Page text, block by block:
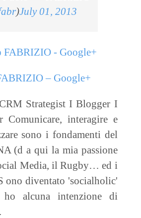
)July 01, 2013
– Google+
Strategist I Blogger I
Comunicare, interagire e
sono i fondamenti del
(d a qui la mia passione
Media, il Rugby… ed i
ono diventato 'socialholic'
alcuna intenzione di